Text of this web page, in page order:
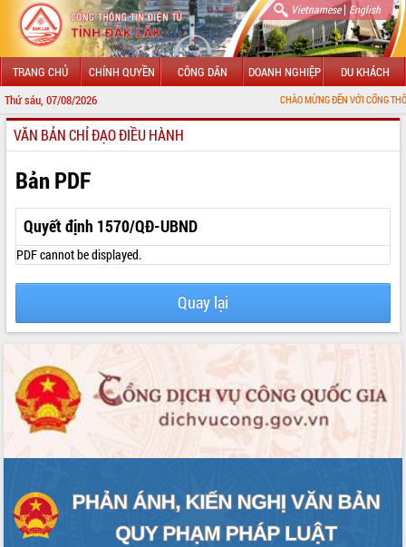
Vietnamese| English
TRANG CHỦ CHÍNH QUYỀN CÔNG DÂN DOANH NGHIỆP DU KHÁCH
Thứ sáu, 07/08/2026 CHÀO MỪNG ĐẾN VỚI CỔNG THÔNG TIN
GIỚI THIỆU
LÃNH ĐẠO UBND TỈNH
TIN TỨC SỰ KIỆN
SỞ, BAN, NGÀNH
UBND CÁC XÃ, PHƯỜNG
THÔNG TIN CHỈ ĐẠO ĐIỀU HÀNH
VĂN BẢN HĐND TỈNH
ĐIỂM TIN VĂN BẢN
VĂN BẢN CHỈ ĐẠO ĐIỀU HÀNH
Bản PDF
Quyết định 1570/QĐ-UBND
PDF cannot be displayed.
Quay lại